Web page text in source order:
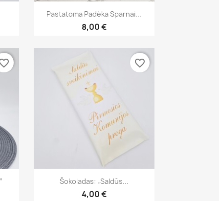
Greita peržiūra
Pastatoma Padėka Sparnai...
8,00 €
Greita peržiūra
Šokoladas: „Saldūs...
4,00 €
favorite_border